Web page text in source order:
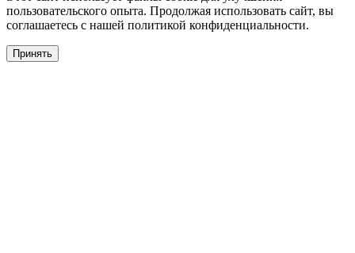
пользовательского опыта. Продолжая использовать сайт, вы
соглашаетесь с нашей политикой конфиденциальности.
Принять